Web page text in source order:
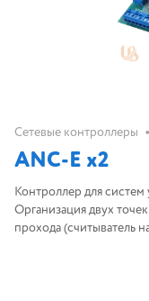
Сетевые контроллеры •
ANC-E x2
Контроллер для
Организация двух
прохода (считыватель